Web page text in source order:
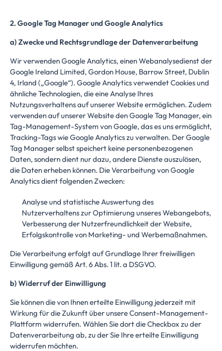
2. Google Tag Manager und Google Analytics
a) Zwecke und Rechtsgrundlage der Datenverarbeitung
Wir verwenden Google Analytics, einen Webanalysedienst der
Google Ireland Limited, Gordon House, Barrow Street, Dublin
4, Irland („Google“). Google Analytics verwendet Cookies und
ähnliche Technologien, die eine Analyse Ihres
Nutzungsverhaltens auf unserer Website ermöglichen. Zudem
verwenden auf unserer Website den Google Tag Manager, ein
Tag-Management-System von Google, das es uns ermöglicht,
Tracking-Tags wie Google Analytics zu verwalten. Der Google
Tag Manager selbst speichert keine personenbezogenen
Daten, sondern dient nur dazu, andere Dienste auszulösen,
die Daten erheben können. Die Verarbeitung von Google
Analytics dient folgenden Zwecken:
Analyse und statistische Auswertung des
Nutzerverhaltens zur Optimierung unseres Webangebots,
Verbesserung der Nutzerfreundlichkeit der Website,
Erfolgskontrolle von Marketing- und Werbemaßnahmen.
Die Verarbeitung erfolgt auf Grundlage Ihrer freiwilligen
Einwilligung gemäß Art. 6 Abs. 1 lit. a DSGVO.
b) Widerruf der Einwilligung
Sie können die von Ihnen erteilte Einwilligung jederzeit mit
Wirkung für die Zukunft über unsere Consent-Management-
Plattform widerrufen. Wählen Sie dort die Checkbox zu der
Datenverarbeitung ab, zu der Sie Ihre erteilte Einwilligung
widerrufen möchten.